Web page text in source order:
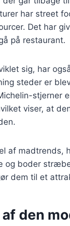
har street
Det har
på restaurant.
sig, har
steder er
stjerner
viser, at
af madtrends,
og boder
dem til et
den